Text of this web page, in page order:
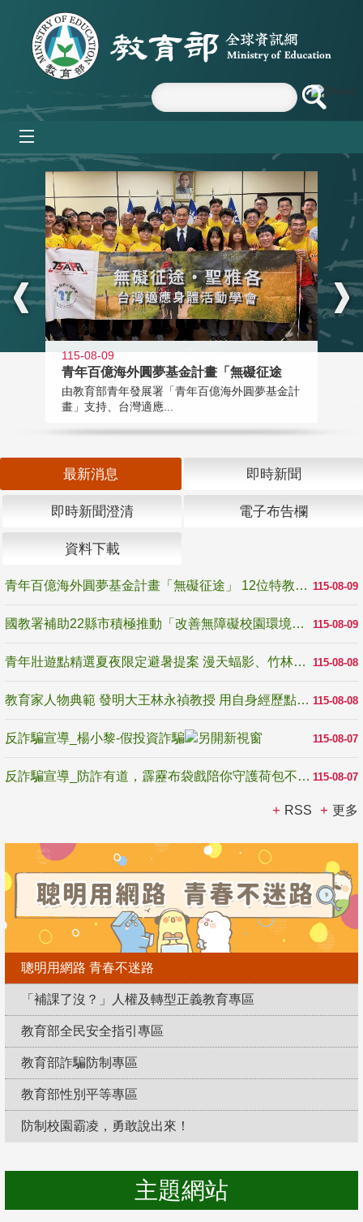
跳到主要內容區塊
:::
115-08-09
青年百億海外圓夢基金計畫「無礙征途
由教育部青年發展署「青年百億海外圓夢基金計
畫」支持、台灣適應...
最新消息 即時新聞
即時新聞澄清 電子布告欄
資料下載
115-08-09
青年百億海外圓夢基金計畫「無礙征途」 12位特教與弱勢青年勇闖西班牙 跨越感官限制見證生命蛻變
115-08-09
國教署補助22縣市積極推動「改善無障礙校園環境計畫」 打造友善、安全、無礙學習空間
115-08-08
青年壯遊點精選夏夜限定避暑提案 漫天蝠影、竹林尋蛙、茶香夜觀 邀青年暮色出發
115-08-08
教育家人物典範 發明大王林永禎教授 用自身經歷點亮學生的路
115-08-07
反詐騙宣導_楊小黎-假投資詐騙
115-08-07
反詐騙宣導_防詐有道，霹靂布袋戲陪你守護荷包不受騙
RSS 更多
聰明用網路 青春不迷路
「補課了沒？」人權及轉型正義教育專區
教育部全民安全指引專區
教育部詐騙防制專區
教育部性別平等專區
防制校園霸凌，勇敢說出來！
主題網站